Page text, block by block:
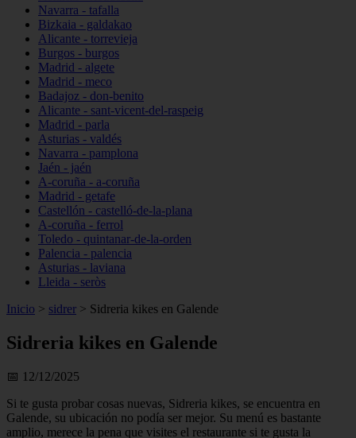
Navarra - tafalla
Bizkaia - galdakao
Alicante - torrevieja
Burgos - burgos
Madrid - algete
Madrid - meco
Badajoz - don-benito
Alicante - sant-vicent-del-raspeig
Madrid - parla
Asturias - valdés
Navarra - pamplona
Jaén - jaén
A-coruña - a-coruña
Madrid - getafe
Castellón - castelló-de-la-plana
A-coruña - ferrol
Toledo - quintanar-de-la-orden
Palencia - palencia
Asturias - laviana
Lleida - seròs
Inicio > sidrer > Sidreria kikes en Galende
Sidreria kikes en Galende
📅 12/12/2025
Si te gusta probar cosas nuevas, Sidreria kikes, se encuentra en
Galende, su ubicación no podía ser mejor. Su menú es bastante
amplio, merece la pena que visites el restaurante si te gusta la